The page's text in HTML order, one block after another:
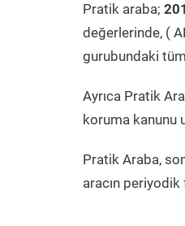
Pratik araba;
değerlerinde, (
gurubundaki
Ayrıca Pratik
koruma kanunu
Pratik Araba,
aracın periyodik